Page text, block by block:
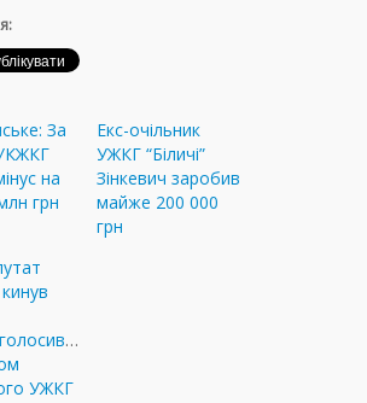
За
на
грн
Екс-очільник
УЖКГ “Біличі”
Зінкевич заробив
майже 200 000
грн
УЖКГ